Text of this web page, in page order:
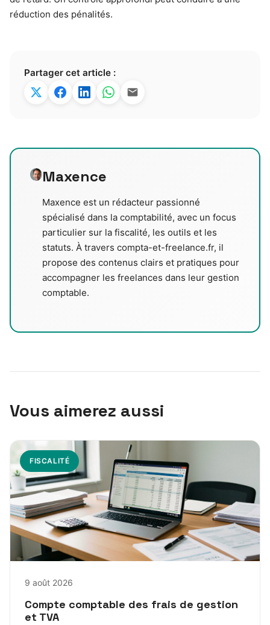
réduction des pénalités.
Partager cet article :
Maxence
Maxence est un rédacteur passionné
spécialisé dans la comptabilité, avec un focus
particulier sur la fiscalité, les outils et les
statuts. À travers compta-et-freelance.fr, il
propose des contenus clairs et pratiques pour
accompagner les freelances dans leur gestion
comptable.
Vous aimerez aussi
FISCALITÉ
9 août 2026
Compte comptable des frais de gestion
et TVA